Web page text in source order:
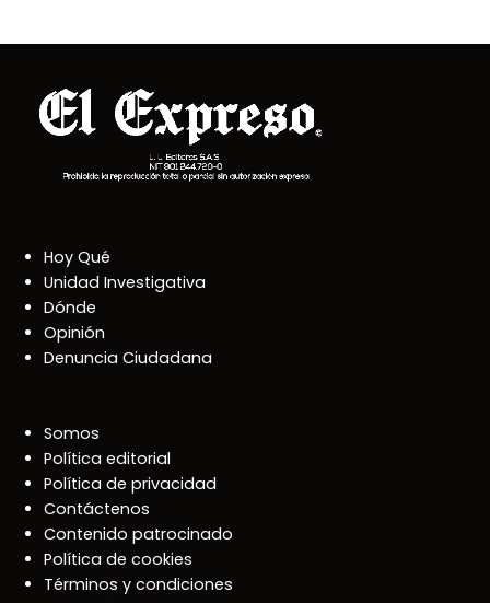
Hoy Qué
Unidad Investigativa
Dónde
Opinión
Denuncia Ciudadana
Somos
Política editorial
Política de privacidad
Contáctenos
Contenido patrocinado
Política de cookies
Términos y condiciones